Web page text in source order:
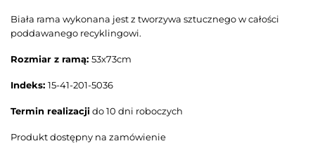
Biała rama wykonana jest z tworzywa sztucznego w całości
poddawanego recyklingowi.
Rozmiar z ramą: 53x73cm
Indeks: 15-41-201-5036
Termin realizacjido 10 dni roboczych
Produkt dostępny na zamówienie